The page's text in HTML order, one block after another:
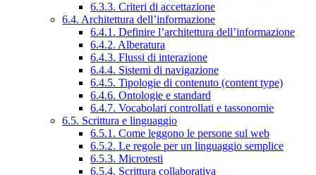
6.3.3. Criteri di accettazione
6.4. Architettura dell’informazione
6.4.1. Definire l’architettura dell’informazione
6.4.2. Alberatura
6.4.3. Flussi di interazione
6.4.4. Sistemi di navigazione
6.4.5. Tipologie di contenuto (content type)
6.4.6. Ontologie e standard
6.4.7. Vocabolari controllati e tassonomie
6.5. Scrittura e linguaggio
6.5.1. Come leggono le persone sul web
6.5.2. Le regole per un linguaggio semplice
6.5.3. Microtesti
6.5.4. Scrittura collaborativa